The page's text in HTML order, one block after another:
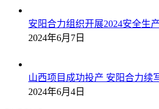
安阳合力组织开展2024安全生
2024年6月7日
山西项目成功投产 安阳合力续
2024年6月4日